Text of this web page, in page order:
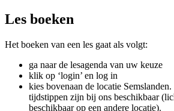
Les boeken
Het boeken van een les gaat als volgt:
ga naar de lesagenda van uw keuze
klik op ‘login’ en log in
kies bovenaan de locatie
tijdstippen zijn bij ons beschikbaar
beschikbaar op een andere locatie).